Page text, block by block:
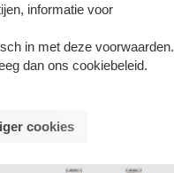
informatie voor
in met deze voorwaarden.
dan ons cookiebeleid.
cookies